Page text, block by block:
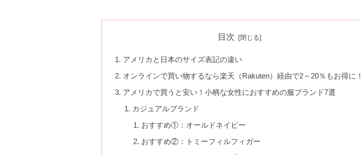
目次
アメリカと日本のサイズ表記の違い
オンラインで買い物するなら楽天（Rakuten）経由で2～20％もお得に！
アメリカで買うと安い！小柄な女性におすすめの服ブランド7選
カジュアルブランド
おすすめ①：オールドネイビー
おすすめ②：トミーフィルフィガー